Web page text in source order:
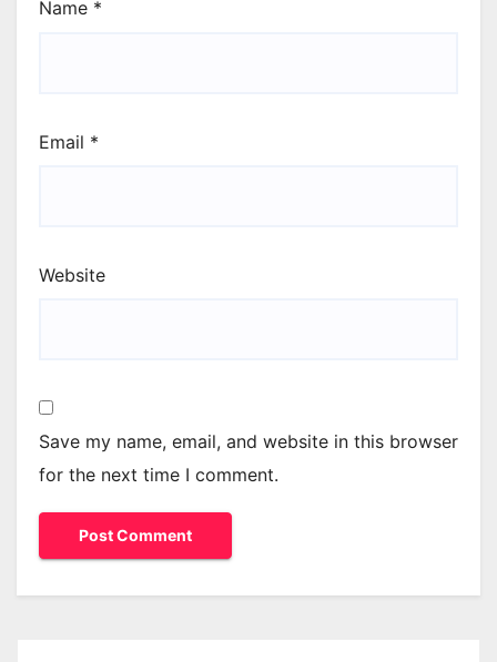
Name *
Email *
Website
Save my name, email, and website in this browser
for the next time I comment.